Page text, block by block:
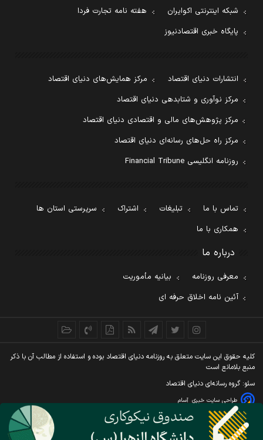
شبکه اینترنتی اکوایران
هفته نامه تجارت فردا
پایگاه خبری اقتصادنیوز
انتشارات دنیای اقتصاد
مرکز همایش‌های دنیای اقتصاد
مرکز نوآوری و شتابدهی دنیای اقتصاد
مرکز پژوهش‌های مالی و اقتصادی دنیای اقتصاد
مرکز راه حل‌های رسانه‌ای دنیای اقتصاد
روزنامه انگلیسی Financial Tribune
تماس با ما تبلیغات اشتراک
سرپرستی استان ها
همکاری با ما
درباره ما
معرفی روزنامه
بیانیه مأموریت
آئین نامه اخلاق حرفه ای
کليه حقوق اين سايت متعلق به روزنامه دنيای اقتصاد بوده و استفاده از مطالب آن با ذکر
منبع بلامانع است
سئو: گروه رسانه‌ای دنیای اقتصاد
طراحی سایت خبری آسام